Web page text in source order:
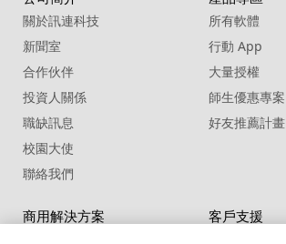
關於訊連科技
新聞室
合作伙伴
投資人關係
職缺訊息
校園大使
聯絡我們
所有軟體
行動 App
大量授權
師生優惠專案
好友推薦計畫
商用解決方案 客戶支援